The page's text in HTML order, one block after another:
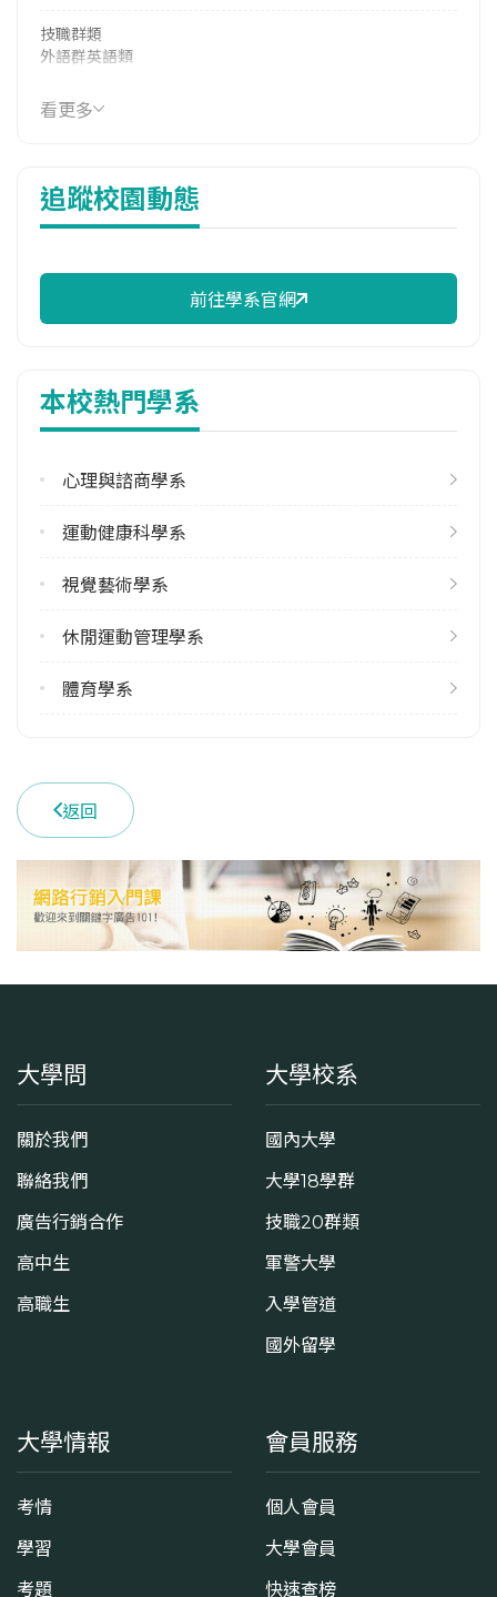
技職群類
外語群英語類
114年學費
14,200 元/學期
6,000 元/學期
114年註冊率
113學年度上學期
113學年度下學期
9
修輔系人數
15
113學年度下學期
113學年度上學期
3
學系電話
(02)23113040 #4612
學系地址
臺北市中正區愛國西路1號
看更多
追蹤校園動態
前往學系官網
本校熱門學系
心理與諮商學系
運動健康科學系
視覺藝術學系
休閒運動管理學系
體育學系
返回
大學問
關於我們
聯絡我們
廣告行銷合作
高中生
高職生
大學校系
國內大學
大學18學群
技職20群類
軍警大學
入學管道
國外留學
大學情報
考情
學習
考題
會員服務
個人會員
大學會員
快速查榜